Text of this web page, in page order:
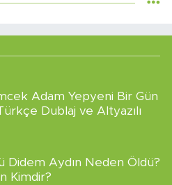
Adam Yepyeni Bir Gün
Dublaj ve Altyazılı
Didem Aydın Neden Öldü?
Kimdir?